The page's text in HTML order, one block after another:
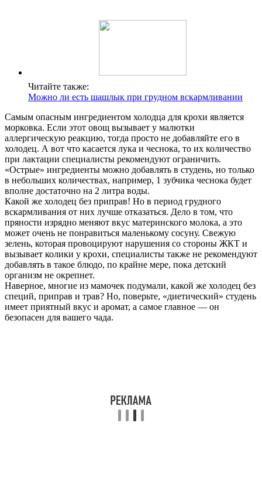
Читайте также:
Можно ли есть шашлык при грудном вскармливании
Самым опасным ингредиентом холодца для крохи является
морковка. Если этот овощ вызывает у малютки
аллергическую реакцию, тогда просто не добавляйте его в
холодец. А вот что касается лука и чеснока, то их количество
при лактации специалисты рекомендуют ограничить.
«Острые» ингредиенты можно добавлять в студень, но только
в небольших количествах, например, 1 зубчика чеснока будет
вполне достаточно на 2 литра воды.
Какой же холодец без приправ! Но в период грудного
вскармливания от них лучше отказаться. Дело в том, что
пряности изрядно меняют вкус материнского молока, а это
может очень не понравиться маленькому сосуну. Свежую
зелень, которая провоцируют нарушения со стороны ЖКТ и
вызывает колики у крохи, специалисты также не рекомендуют
добавлять в такое блюдо, по крайне мере, пока детский
организм не окрепнет.
Наверное, многие из мамочек подумали, какой же холодец без
специй, приправ и трав? Но, поверьте, «диетический» студень
имеет приятный вкус и аромат, а самое главное — он
безопасен для вашего чада.